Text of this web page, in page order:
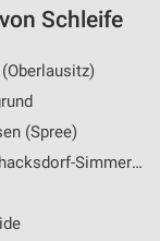
Schleife
(Spree)